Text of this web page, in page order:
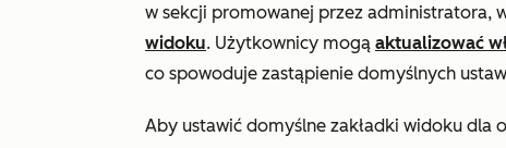
w sekcji promowanej przez administratora,
widoku. Użytkownicy mogą aktualizować
co spowoduje zastąpienie domyślnych
Aby ustawić domyślne zakładki widoku dla